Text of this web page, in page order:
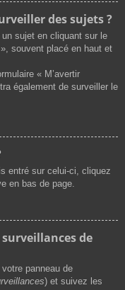
des sujets ?
sujet en cliquant sur le
souvent placé en haut et
« M’avertir
également de surveiller le
entré sur celui-ci, cliquez
en bas de page.
de
panneau de
) et suivez les